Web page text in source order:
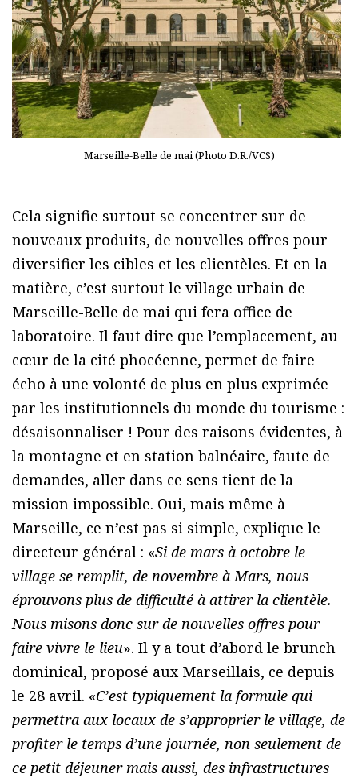
Marseille-Belle de mai (Photo D.R./VCS)
Cela signifie surtout se concentrer sur de
nouveaux produits, de nouvelles offres pour
diversifier les cibles et les clientèles. Et en la
matière, c’est surtout le village urbain de
Marseille-Belle de mai qui fera office de
laboratoire. Il faut dire que l’emplacement, au
cœur de la cité phocéenne, permet de faire
écho à une volonté de plus en plus exprimée
par les institutionnels du monde du tourisme :
désaisonnaliser ! Pour des raisons évidentes, à
la montagne et en station balnéaire, faute de
demandes, aller dans ce sens tient de la
mission impossible. Oui, mais même à
Marseille, ce n’est pas si simple, explique le
directeur général : «Si de mars à octobre le
village se remplit, de novembre à Mars, nous
éprouvons plus de difficulté à attirer la clientèle.
Nous misons donc sur de nouvelles offres pour
faire vivre le lieu». Il y a tout d’abord le brunch
dominical, proposé aux Marseillais, ce depuis
le 28 avril. «C’est typiquement la formule qui
permettra aux locaux de s’approprier le village, de
profiter le temps d’une journée, non seulement de
ce petit déjeuner mais aussi, des infrastructures